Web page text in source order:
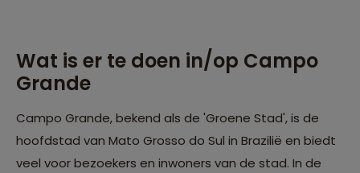
Wat is er te doen in/op Campo
Grande
Campo Grande, bekend als de 'Groene Stad', is de
hoofdstad van Mato Grosso do Sul in Brazilië en biedt
veel voor bezoekers en inwoners van de stad. In de